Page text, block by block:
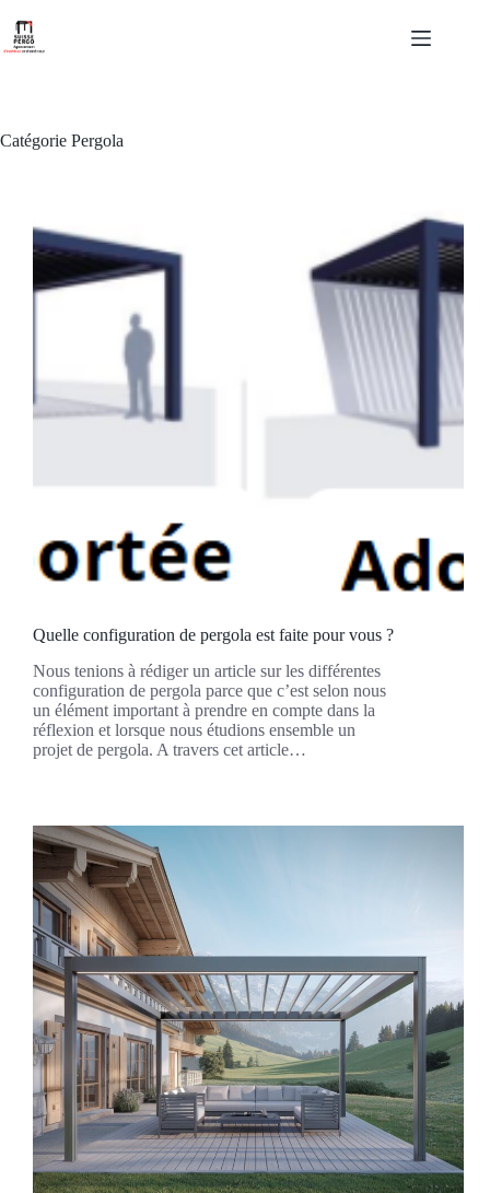
contenu
Catégorie Pergola
Quelle configuration de pergola est faite pour vous ?
Nous tenions à rédiger un article sur les différentes
configuration de pergola parce que c’est selon nous
un élément important à prendre en compte dans la
réflexion et lorsque nous étudions ensemble un
projet de pergola. A travers cet article…